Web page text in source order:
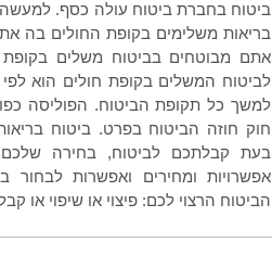
ביטוח בחברת ביטוח עולה כסף. למעשה
בריאות משלימים בקופת החולים בה
אתם מבוטחים בביטוח משלים בקופת
לביטוח המשלים בקופת חולים הוא לפי
למשך כל תקופת הביטוח. הפוליסה
חוק חוזה הביטוח בפרט. ביטוח
בעת קבלתכם לביטוח, בחירה שלכם
אפשרויות ומחירים ואפשרות לבחור
הביטוח הרצוי לכם: פיצוי או שיפוי או